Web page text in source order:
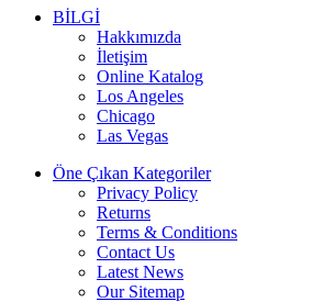
BİLGİ
Hakkımızda
İletişim
Online Katalog
Los Angeles
Chicago
Las Vegas
Öne Çıkan Kategoriler
Privacy Policy
Returns
Terms & Conditions
Contact Us
Latest News
Our Sitemap